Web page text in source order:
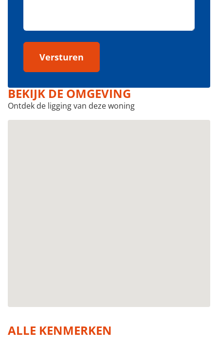
Versturen
BEKIJK DE OMGEVING
Ontdek de ligging van deze woning
ALLE KENMERKEN